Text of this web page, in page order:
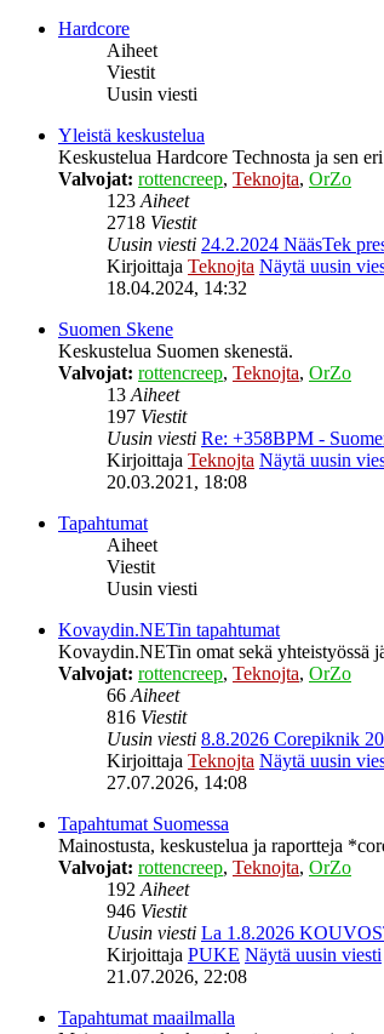
Hardcore
Aiheet
Viestit
Uusin viesti
Yleistä keskustelua
Keskustelua Hardcore Technosta ja sen
Valvojat: rottencreep, Teknojta, OrZo
123Aiheet
2718 Viestit
Uusin viesti 24.2.2024 NääsTek
Kirjoittaja Teknojta Näytä uusin
18.04.2024, 14:32
Suomen Skene
Keskustelua Suomen skenestä.
Valvojat: rottencreep, Teknojta, OrZo
13Aiheet
197 Viestit
Uusin viesti Re: +358BPM -
Kirjoittaja Teknojta Näytä uusin
20.03.2021, 18:08
Tapahtumat
Aiheet
Viestit
Uusin viesti
Kovaydin.NETin tapahtumat
Kovaydin.NETin omat sekä yhteistyössä
Valvojat: rottencreep, Teknojta, OrZo
66Aiheet
816 Viestit
Uusin viesti 8.8.2026 Corepiknik
Kirjoittaja Teknojta Näytä uusin
27.07.2026, 14:08
Tapahtumat Suomessa
Mainostusta, keskustelua ja raportteja
Valvojat: rottencreep, Teknojta, OrZo
192Aiheet
946 Viestit
Uusin viesti La 1.8.2026
Kirjoittaja PUKE Näytä uusin viesti
21.07.2026, 22:08
Tapahtumat maailmalla